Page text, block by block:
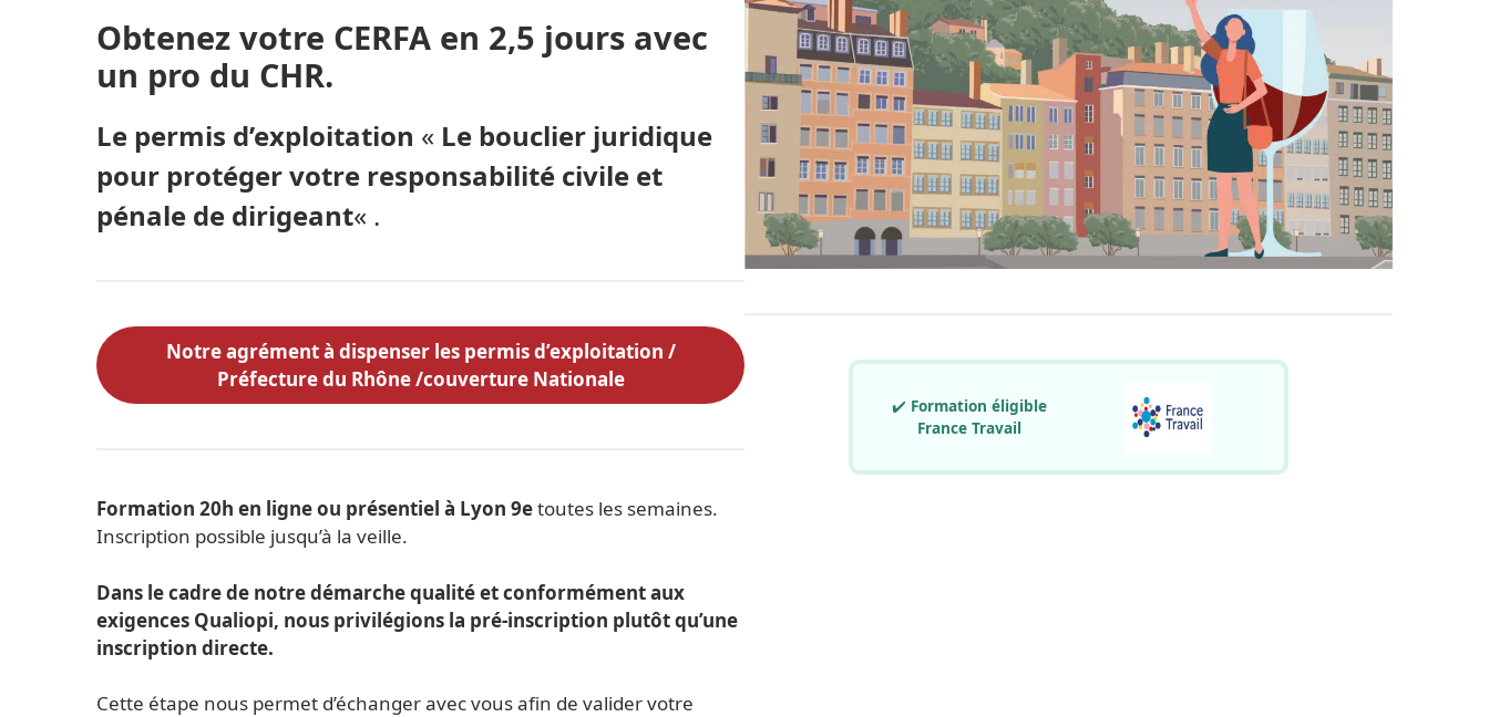
Obtenez votre CERFA en 2,5 jours avec
un pro du CHR.
Le permis d’exploitation « Le bouclier juridique
pour protéger votre responsabilité civile et
pénale de dirigeant« .
Notre agrément à dispenser les permis d’exploitation /
Préfecture du Rhône /couverture Nationale
Formation 20h en ligne ou présentiel à Lyon 9etoutes les semaines.
Inscription possible jusqu’à la veille.
Dans le cadre de notre démarche qualité et conformément aux
exigences Qualiopi, nous privilégions la pré-inscription plutôt qu’une
inscription directe.
Cette étape nous permet d’échanger avec vous afin de valider votre
✔️ Formation éligible
France Travail